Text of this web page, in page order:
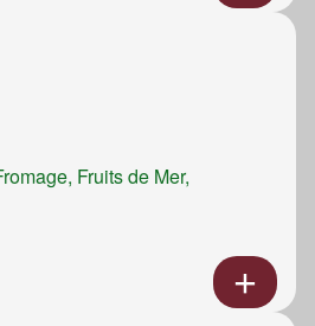
Fruits de Mer,